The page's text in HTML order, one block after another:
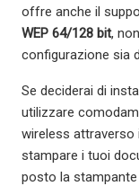
offre anche il
WEP 64/128 bit,
configurazione sia
Se deciderai di
utilizzare
wireless attraverso
stampare i tuoi
posto la